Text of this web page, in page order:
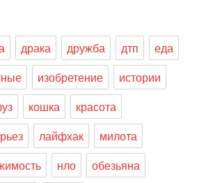
драка дружба дтп
еда
изобретение
истории
кошка
красота
лайфхак
милота
нло
обезьяна